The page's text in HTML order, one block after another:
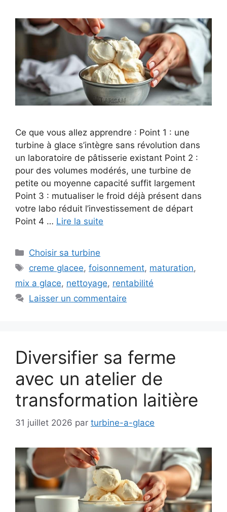
Ce que vous allez apprendre : Point 1 : une
turbine à glace s’intègre sans révolution dans
un laboratoire de pâtisserie existant Point 2 :
pour des volumes modérés, une turbine de
petite ou moyenne capacité suffit largement
Point 3 : mutualiser le froid déjà présent dans
votre labo réduit l’investissement de départ
Point 4 … Lire la suite
Catégories
Choisir sa turbine
Étiquettes
creme glacee,foisonnement, maturation,
mix a glace, nettoyage, rentabilité
Laisser un commentaire
Diversifier sa ferme
avec un atelier de
transformation laitière
31 juillet 2026 par turbine-a-glace